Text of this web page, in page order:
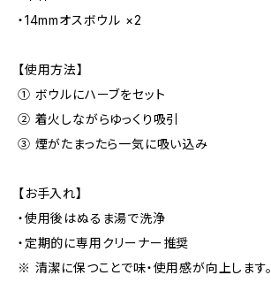
・14mmオスボウル ×2
【使用方法】
① ボウルにハーブをセット
② 着火しながらゆっくり吸引
③ 煙がたまったら一気に吸い込み
【お手入れ】
・使用後はぬるま湯で洗浄
・定期的に専用クリーナー推奨
※ 清潔に保つことで味・使用感が向上します。